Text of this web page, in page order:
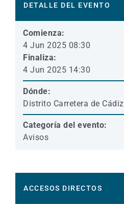
DETALLE DEL EVENTO
Comienza:
4 Jun 2025 08:30
Finaliza:
4 Jun 2025 14:30
Dónde:
Distrito Carretera de Cádiz
Categoría del evento:
Avisos
ACCESOS DIRECTOS